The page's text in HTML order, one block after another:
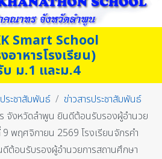
Smart School
อาหารโรงเรียน)
บ ม.1 และม.4
ระชาสัมพันธ์
ข่าวสารประชาสัมพันธ์
จังหวัดลำพูน ยินดีต้อนรับรองผู้อำนวย
พฤศจิกายน 2569 โรงเรียนจักรคำ
ต้อนรับรองผู้อำนวยการสถานศึกษา